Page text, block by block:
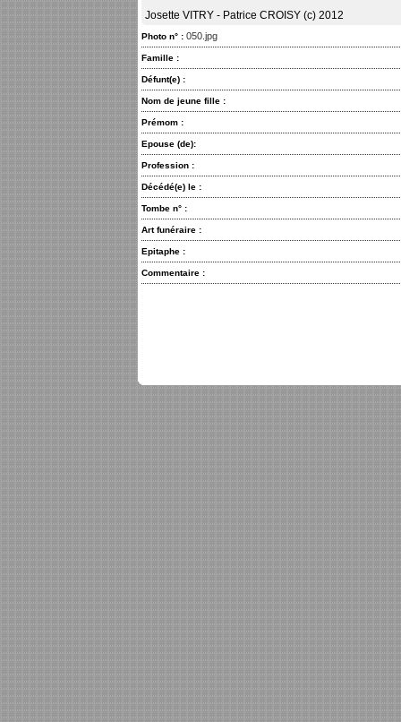
Josette VITRY - Patrice CROISY (c) 2012
Photo n° : 050.jpg
Famille :
Défunt(e) :
Nom de jeune fille :
Prémom :
Epouse (de):
Profession :
Décédé(e) le :
Tombe n° :
Art funéraire :
Epitaphe :
Commentaire :